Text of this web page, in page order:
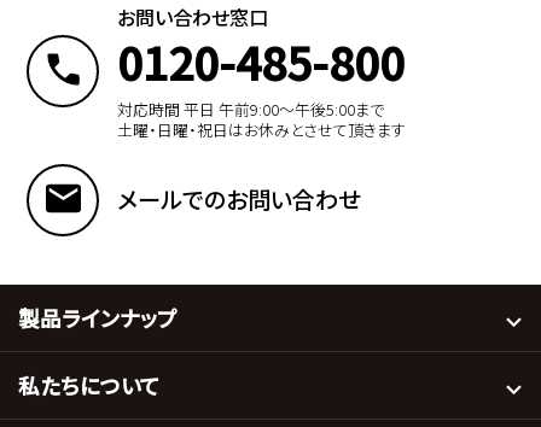
お問い合わせ窓口
0120-485-800
対応時間 平日 午前9:00〜午後5:00まで
土曜・日曜・祝日はお休みとさせて頂きます
メールでのお問い合わせ
製品ラインナップ
私たちについて